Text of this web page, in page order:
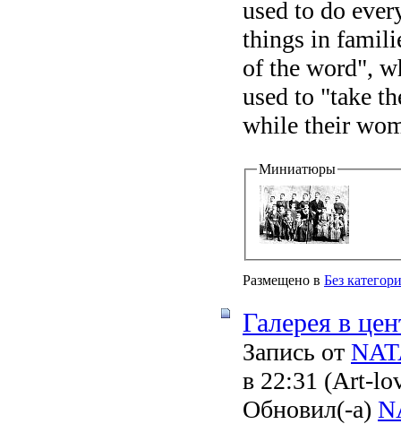
used to do
things in
of the word",
used to "take
while their
Миниатюры
Размещено в Без
Галерея в
Запись от
в 22:31 (Art-
Обновил(-а)